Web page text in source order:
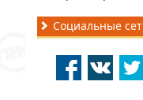
Социальные